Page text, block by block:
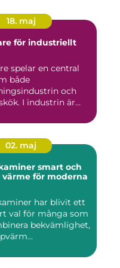
18. maj
för industriellt
spelar en central
både
och
I industrin är
02. maj
smart och
värme för moderna
har blivit ett
val för många som
bekvämlighet,